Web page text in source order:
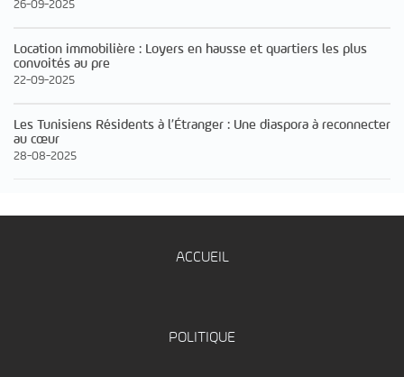
26-09-2025
Location immobilière : Loyers en hausse et quartiers les plus
convoités au pre
22-09-2025
Les Tunisiens Résidents à l’Étranger : Une diaspora à reconnecter
au cœur
28-08-2025
ACCUEIL
POLITIQUE